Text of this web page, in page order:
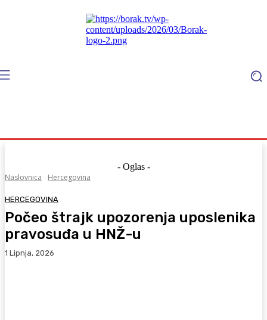
- Oglas -
Naslovnica
Hercegovina
HERCEGOVINA
Počeo štrajk upozorenja uposlenika
pravosuđa u HNŽ-u
1 Lipnja, 2026